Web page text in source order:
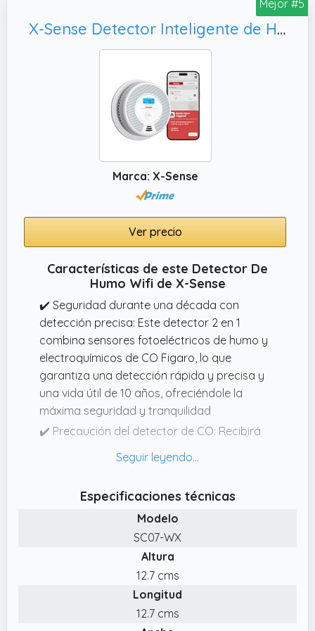
garantiza una detección rápida y precisa y
una vida útil de 10 años, ofreciéndole la
máxima seguridad y tranquilidad
Mejor #5
X-Sense Detector Inteligente de Humo y Monóxido de Carbono Wi-Fi con Batería Reemplazable, 1 Unidad
Marca: X-Sense
Ver precio
Características de este Detector De
Humo Wifi de X-Sense
✔️ Seguridad durante una década con
detección precisa: Este detector 2 en 1
combina sensores fotoeléctricos de humo y
electroquímicos de CO Figaro, lo que
garantiza una detección rápida y precisa y
una vida útil de 10 años, ofreciéndole la
máxima seguridad y tranquilidad
✔️ Precaución del detector de CO: Recibirá
cuando el nivel de CO supere las 100 ppm, lo
esperar una respuesta tardía
✔️ Historial de detección de CO al alcance de
su mano: Acceda al historial de
concentración de CO de su hogar desde
cualquier lugar utilizando la aplicación;
manténgase informado sobre la seguridad
de su hogar con datos completos de
Especificaciones técnicas
Modelo
SC07-WX
Altura
12.7 cms
Longitud
12.7 cms